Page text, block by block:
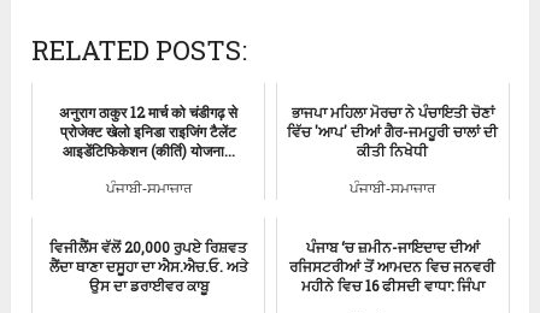
RELATED POSTS:
अनुराग ठाकुर 12 मार्च को चंडीगढ़ से
प्रोजेक्ट खेलो इनिडा राइजिंग टैलेंट
आइडेंटिफिकेशन (कीर्ति) योजना...
ਪੰਜਾਬੀ-ਸਮਾਚਾਰ
ਭਾਜਪਾ ਮਹਿਲਾ ਮੋਰਚਾ ਨੇ ਪੰਚਾਇਤੀ ਚੋਣਾਂ
ਵਿੱਚ 'ਆਪ' ਦੀਆਂ ਗੈਰ-ਜਮਹੂਰੀ ਚਾਲਾਂ ਦੀ
ਕੀਤੀ ਨਿਖੇਧੀ
ਪੰਜਾਬੀ-ਸਮਾਚਾਰ
ਵਿਜੀਲੈਂਸ ਵੱਲੋਂ 20,000 ਰੁਪਏ ਰਿਸ਼ਵਤ
ਲੈਂਦਾ ਥਾਣਾ ਦਸੂਹਾ ਦਾ ਐਸ.ਐਚ.ਓ. ਅਤੇ
ਉਸ ਦਾ ਡਰਾਈਵਰ ਕਾਬੂ
ਪੰਜਾਬ ‘ਚ ਜ਼ਮੀਨ-ਜਾਇਦਾਦ ਦੀਆਂ
ਰਜਿਸਟਰੀਆਂ ਤੋਂ ਆਮਦਨ ਵਿਚ ਜਨਵਰੀ
ਮਹੀਨੇ ਵਿਚ 16 ਫੀਸਦੀ ਵਾਧਾ: ਜਿੰਪਾ